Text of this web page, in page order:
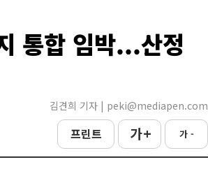
통합 임박...산정
김견희 기자 | peki@mediapen.com
프린트 가 + 가 -